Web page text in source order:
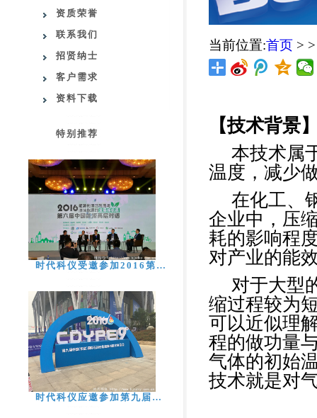
资质荣誉
联系我们
招贤纳士
客户需求
资料下载
特别推荐
时代科仪受邀参加2016第…
时代科仪应邀参加第九届…
当前位置:首页 >
【技术背景
本技术属
温度，减少
在化工、
企业中，压
耗的影响程
对产业的能
对于大型
缩过程较为
可以近似理
程的做功量
气体的初始
技术就是对